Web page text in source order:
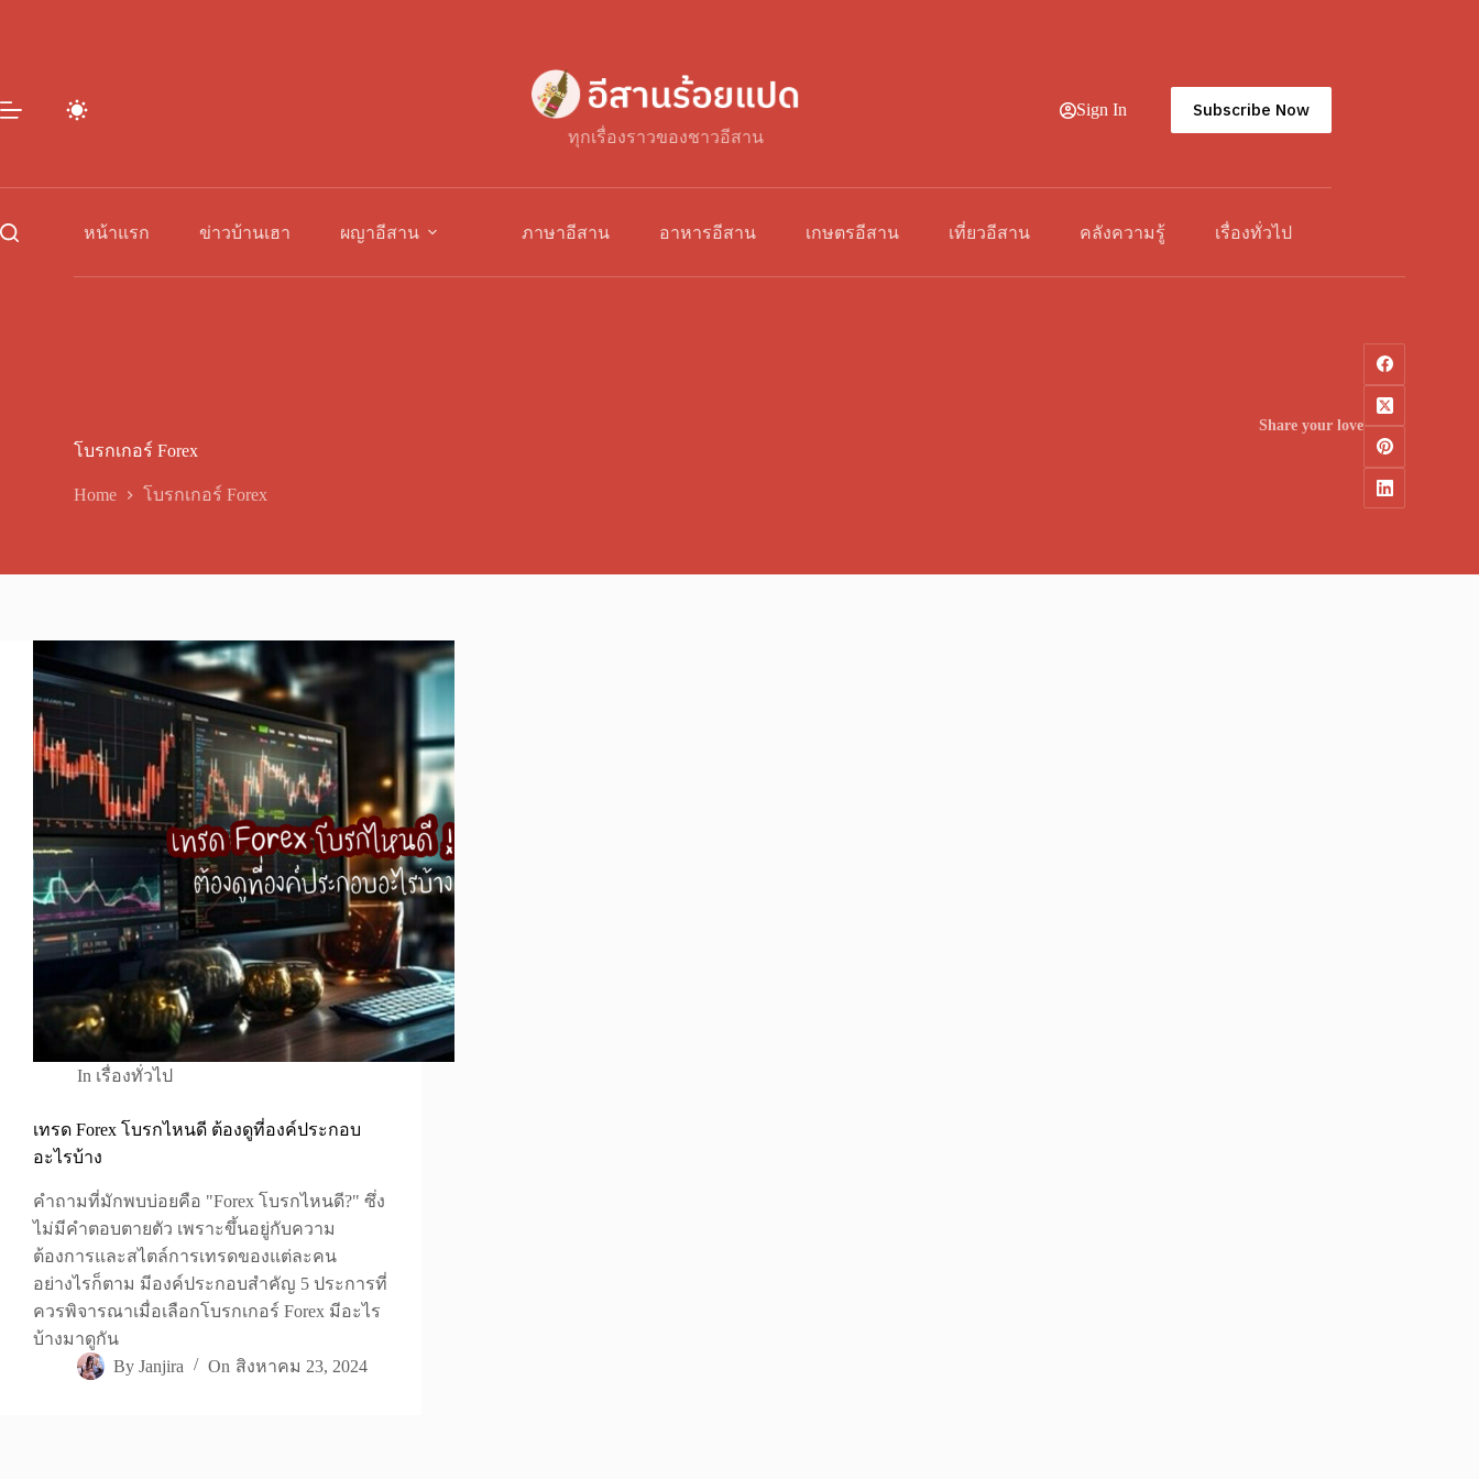
ทุกเรื่องราวของชาวอีสาน
Sign In Subscribe Now
หน้าแรก ข่าวบ้านเฮา ผญาอีสาน ภาษาอีสาน อาหารอีสาน เกษตรอีสาน เที่ยวอีสาน คลังความรู้ เรื่องทั่วไป
โบรกเกอร์ Forex
Home โบรกเกอร์ Forex
Share your love
In เรื่องทั่วไป
เทรด Forex โบรกไหนดี ต้องดูที่องค์ประกอบ
อะไรบ้าง
คำถามที่มักพบบ่อยคือ "Forex โบรกไหนดี?" ซึ่ง
ไม่มีคำตอบตายตัว เพราะขึ้นอยู่กับความ
ต้องการและสไตล์การเทรดของแต่ละคน
อย่างไรก็ตาม มีองค์ประกอบสำคัญ 5 ประการที่
ควรพิจารณาเมื่อเลือกโบรกเกอร์ Forex มีอะไร
บ้างมาดูกัน
By Janjira On สิงหาคม 23, 2024